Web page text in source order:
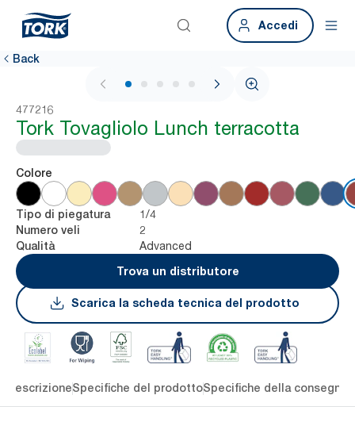
Accedi
Back
1 / 6
477216
Tork Tovagliolo Lunch terracotta
Colore
Tipo di piegatura 1/4
Numero veli 2
Qualità
Advanced
Trova un distributore
Scarica la scheda tecnica del prodotto
DescrizioneSpecifiche del prodottoSpecifiche della consegna